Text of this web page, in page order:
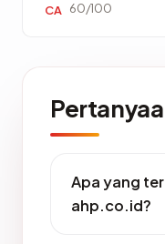
CA 60/100
Apa yang
ahp.co.id?